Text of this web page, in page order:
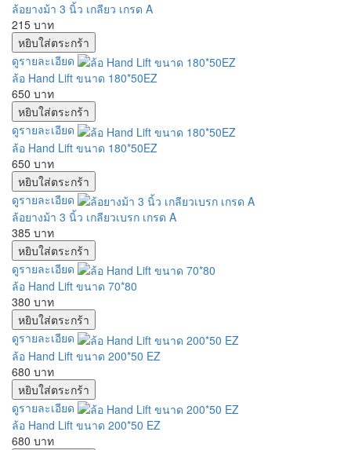
ล้อยางม้า 3 นิ้ว เกลียว เกรด A
215 บาท
ดูรายละเอียด
ล้อ Hand Lift ขนาด 180*50EZ
650 บาท
ดูรายละเอียด
ล้อ Hand Lift ขนาด 180*50EZ
650 บาท
ดูรายละเอียด
ล้อยางม้า 3 นิ้ว เกลียวเบรก เกรด A
385 บาท
ดูรายละเอียด
ล้อ Hand Lift ขนาด 70*80
380 บาท
ดูรายละเอียด
ล้อ Hand Lift ขนาด 200*50 EZ
680 บาท
ดูรายละเอียด
ล้อ Hand Lift ขนาด 200*50 EZ
680 บาท